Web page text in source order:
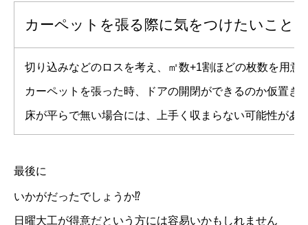
カーペットを張る際に気をつけたいこと
切り込みなどのロスを考え、㎡数+1割ほどの枚数を用意
カーペットを張った時、ドアの開閉ができるのか仮置き
床が平らで無い場合には、上手く収まらない可能性があ
最後に
いかがだったでしょうか⁉
日曜大工が得意だという方には容易いかもしれません